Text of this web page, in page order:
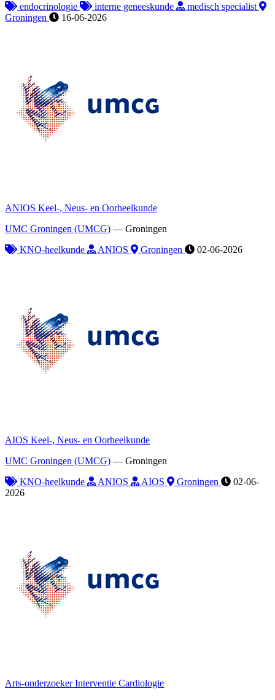
endocrinologie
interne geneeskunde
medisch specialist
Groningen
16-06-2026
ANIOS Keel-, Neus- en Oorheelkunde
UMC Groningen (UMCG) — Groningen
KNO-heelkunde
ANIOS Groningen 02-06-2026
AIOS Keel-, Neus- en Oorheelkunde
UMC Groningen (UMCG) — Groningen
KNO-heelkunde
ANIOS AIOS Groningen
02-06-
2026
Arts-onderzoeker Interventie Cardiologie